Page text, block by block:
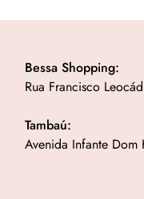
Bessa Shopping:
Rua Francisco
Tambaú:
Avenida Infante Dom